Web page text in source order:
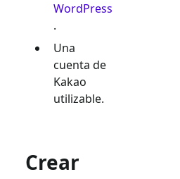
WordPress
.
Una
cuenta de
Kakao
utilizable.
Crear